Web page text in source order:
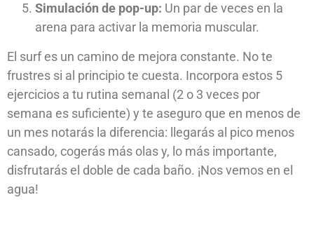
Simulación de pop-up: Un par de veces en la
arena para activar la memoria muscular.
El surf es un camino de mejora constante. No te
frustres si al principio te cuesta. Incorpora estos 5
ejercicios a tu rutina semanal (2 o 3 veces por
semana es suficiente) y te aseguro que en menos de
un mes notarás la diferencia: llegarás al pico menos
cansado, cogerás más olas y, lo más importante,
disfrutarás el doble de cada baño. ¡Nos vemos en el
agua!